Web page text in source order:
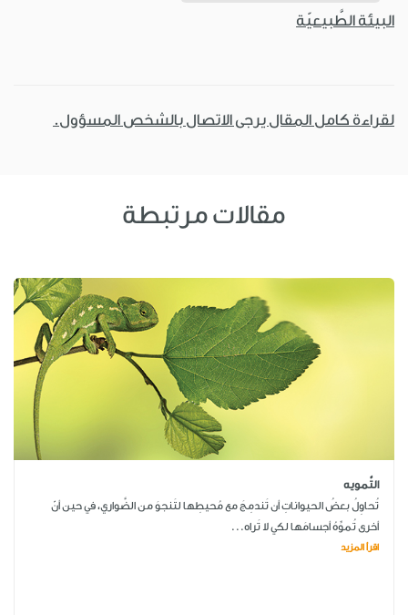
البيئة الطَّبيعيّة
لقراءة كامل المقال يرجى الاتصال بالشخص المسؤول.
مقالات مرتبطة
التَّمويه
تُحاوِلُ بعضُ الحيواناتِ أن تَندمِجَ مع مُحيطِها لتَنجوَ من الضَّواري، في حين أنّ
أخرى تُموِّهُ أجسامَها لكي لا تَراه...
اقرأ المزيد